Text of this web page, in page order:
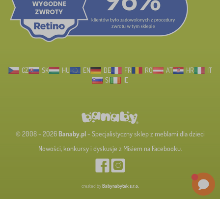
CZ SK HU EN DE FR RO AT HR
IT
SI
IE
© 2008 - 2026 Banaby.pl- Specjalistyczny sklep z meblami dla dzieci
Nowości, konkursy i dyskusje z Misiem na Facebooku.
created by Babynabytek s.r.o.